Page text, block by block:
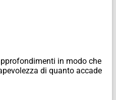
in modo che
di quanto accade